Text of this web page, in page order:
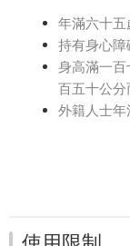
年滿六十五
持有身心障
身高滿一
百五十公分
外籍人士年